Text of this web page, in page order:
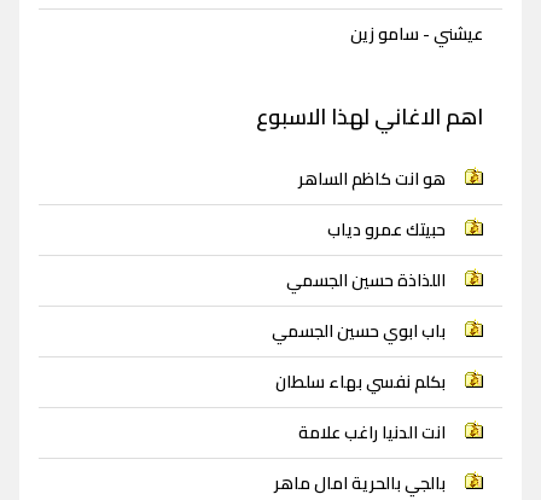
عيشني - سامو زين
اهم الاغاني لهذا الاسبوع
هو انت كاظم الساهر
حبيتك عمرو دياب
اللذاذة حسين الجسمي
باب ابوي حسين الجسمي
بكلم نفسي بهاء سلطان
انت الدنيا راغب علامة
بالجي بالحرية امال ماهر